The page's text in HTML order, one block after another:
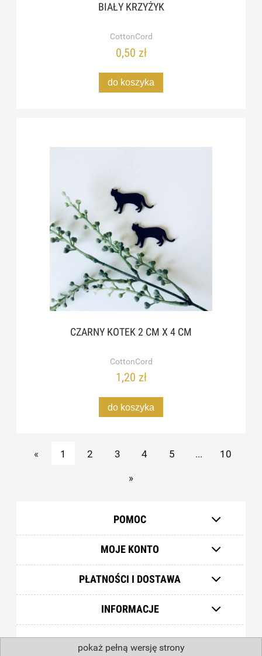
BIAŁY KRZYŻYK
CottonCord
0,50 zł
do koszyka
CZARNY KOTEK 2 CM X 4 CM
CottonCord
1,20 zł
do koszyka
« 1 2 3 4 5 ... 10
»
POMOC
MOJE KONTO
PŁATNOŚCI I DOSTAWA
INFORMACJE
pokaż pełną wersję strony